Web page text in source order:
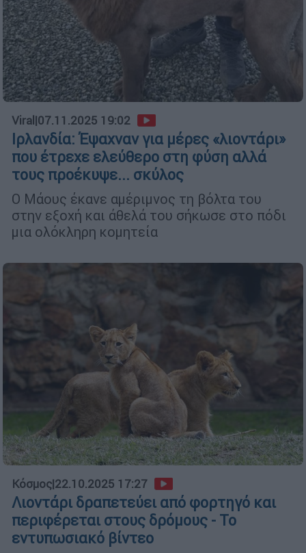
Viral |07.11.2025 19:02
Ιρλανδία: Έψαχναν για μέρες «λιοντάρι»
που έτρεχε ελεύθερο στη φύση αλλά
τους προέκυψε... σκύλος
Ο Μάους έκανε αμέριμνος τη βόλτα του
στην εξοχή και άθελά του σήκωσε στο πόδι
μια ολόκληρη κομητεία
Κόσμος|22.10.2025 17:27
Λιοντάρι δραπετεύει από φορτηγό και
περιφέρεται στους δρόμους - Το
εντυπωσιακό βίντεο